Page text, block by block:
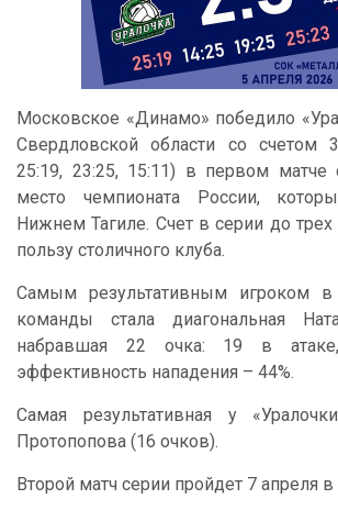
Московское «Динамо» победило
Свердловской области со счетом
25:19, 23:25, 15:11) в первом матче
место чемпионата России,
Нижнем Тагиле. Счет в серии до трех
пользу столичного клуба.
Самым результативным игроком в
команды стала диагональная
набравшая 22 очка: 19 в
эффективность нападения – 44%.
Самая результативная у
Протопопова (16 очков).
Второй матч серии пройдет 7 апреля